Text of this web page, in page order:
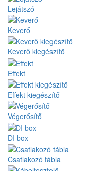
Lejátszó
Keverő
Keverő kiegészítő
Effekt
Effekt kiegészítő
Végerősítő
DI box
Csatlakozó tábla